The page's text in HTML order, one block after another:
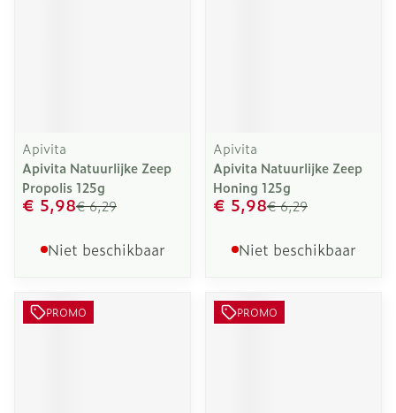
Apivita
Apivita Natuurlijke Zeep
Propolis 125g
€ 6,29
€ 5,98
Niet beschikbaar
Apivita
Apivita Natuurlijke Zeep
Honing 125g
€ 6,29
€ 5,98
Niet beschikbaar
PROMO PROMO